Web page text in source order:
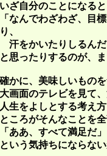
いざ自分のことになる
「なんでわざわざ、目
り、
汗をかいたりしるん
と思ったりするのが、
確かに、美味しいもの
大画面のテレビを見て
人生をよしとする考え
ところがそんなことを
「ああ、すべて満足だ」
という気持ちにならな